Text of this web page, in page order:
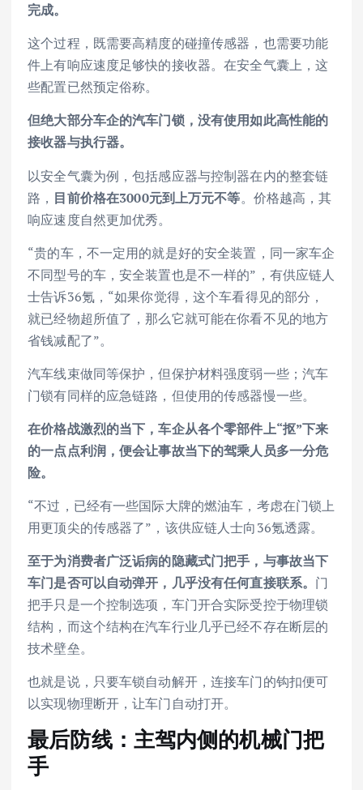
完成。
这个过程，既需要高精度的碰撞传感器，也需要功能
件上有响应速度足够快的接收器。在安全气囊上，这
些配置已然预定俗称。
但绝大部分车企的汽车门锁，没有使用如此高性能的
接收器与执行器。
以安全气囊为例，包括感应器与控制器在内的整套链
路， 目前价格在3000元到上万元不等。价格越高，其
响应速度自然更加优秀。
“贵的车，不一定用的就是好的安全装置，同一家车企
不同型号的车，安全装置也是不一样的”，有供应链人
士告诉36氪，“如果你觉得，这个车看得见的部分，
就已经物超所值了，那么它就可能在你看不见的地方
省钱减配了”。
汽车线束做同等保护，但保护材料强度弱一些；汽车
门锁有同样的应急链路，但使用的传感器慢一些。
在价格战激烈的当下，车企从各个零部件上“抠”下来
的一点点利润，便会让事故当下的驾乘人员多一分危
险。
“不过，已经有一些国际大牌的燃油车，考虑在门锁上
用更顶尖的传感器了”，该供应链人士向36氪透露。
至于为消费者广泛诟病的隐藏式门把手，与事故当下
车门是否可以自动弹开，几乎没有任何直接联系。 门
把手只是一个控制选项，车门开合实际受控于物理锁
结构，而这个结构在汽车行业几乎已经不存在断层的
技术壁垒。
也就是说，只要车锁自动解开，连接车门的钩扣便可
以实现物理断开，让车门自动打开。
最后防线：主驾内侧的机械门把
手